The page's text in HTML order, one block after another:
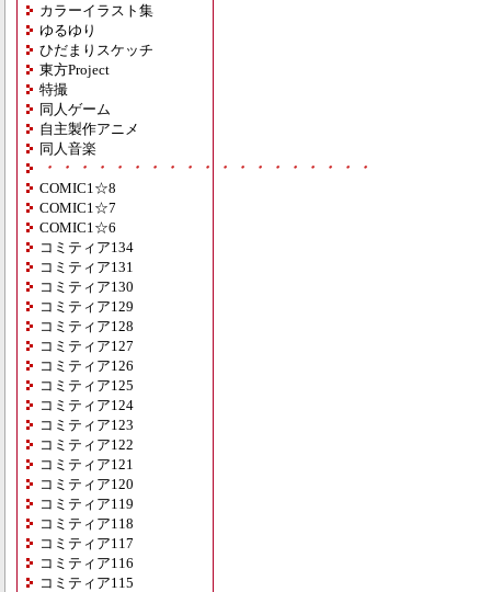
カラーイラスト集
ゆるゆり
ひだまりスケッチ
東方Project
特撮
同人ゲーム
自主製作アニメ
同人音楽
・・・・・・・・・・・・・・・・・・・
COMIC1☆8
COMIC1☆7
COMIC1☆6
コミティア134
コミティア131
コミティア130
コミティア129
コミティア128
コミティア127
コミティア126
コミティア125
コミティア124
コミティア123
コミティア122
コミティア121
コミティア120
コミティア119
コミティア118
コミティア117
コミティア116
コミティア115